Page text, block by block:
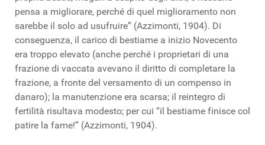
pensa a migliorare, perché di quel miglioramento non
sarebbe il solo ad usufruire” (Azzimonti, 1904). Di
conseguenza, il carico di bestiame a inizio Novecento
era troppo elevato (anche perché i proprietari di una
frazione di vaccata avevano il diritto di completare la
frazione, a fronte del versamento di un compenso in
danaro); la manutenzione era scarsa; il reintegro di
fertilità risultava modesto; per cui “il bestiame finisce col
patire la fame!” (Azzimonti, 1904).